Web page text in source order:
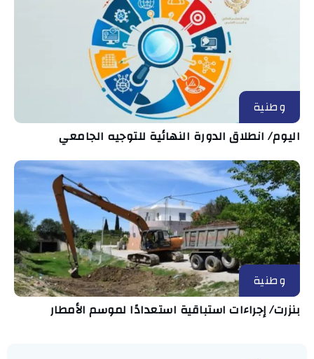
وطنية
اليوم/ انطلاق الدورة النهائية للتوجيه الجامعي
وطنية
بنزرت/ إجراءات استباقية استعدادًا لموسم الأمطار